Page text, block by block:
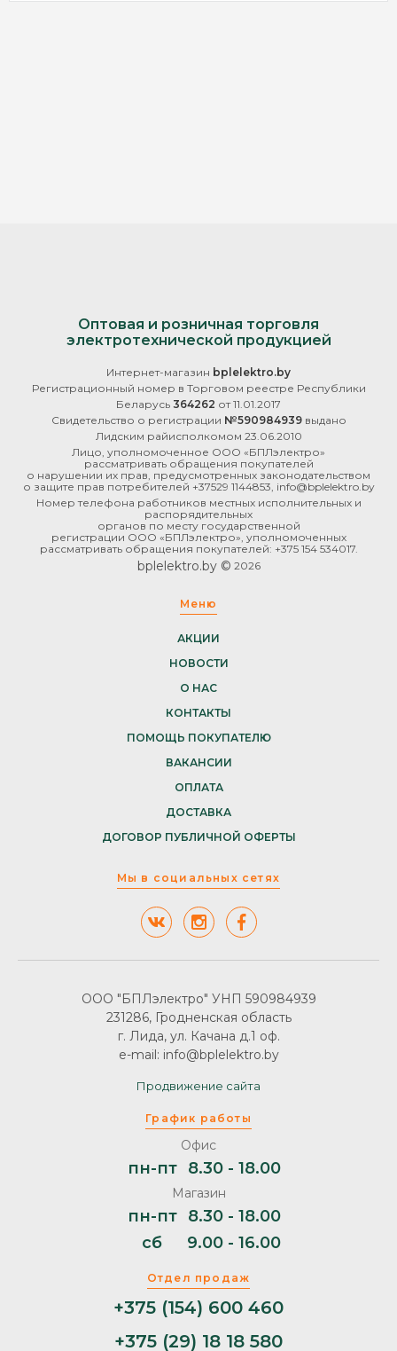
Оптовая и розничная торговля
электротехнической продукцией
Интернет-магазин bplelektro.by
Регистрационный номер в Торговом реестре Республики
Беларусь 364262 от 11.01.2017
Свидетельство о регистрации №590984939выдано
Лидским райисполкомом 23.06.2010
Лицо, уполномоченное ООО «БПЛэлектро»
рассматривать обращения покупателей
о нарушении их прав, предусмотренных законодательством
о защите прав потребителей +37529 1144853, info@bplelektro.by
Номер телефона работников местных исполнительных и
распорядительных
органов по месту государственной
регистрации ООО «БПЛэлектро», уполномоченных
рассматривать обращения покупателей: +375 154 534017.
bplelektro.by © 2026
Меню
АКЦИИ
НОВОСТИ
О НАС
КОНТАКТЫ
ПОМОЩЬ ПОКУПАТЕЛЮ
ВАКАНСИИ
ОПЛАТА
ДОСТАВКА
ДОГОВОР ПУБЛИЧНОЙ ОФЕРТЫ
Мы в социальных сетях
Отдел продаж
+375 (154) 600 460
+375 (29) 18 18 580
График работы
Офис
пн-пт 8.30 - 18.00
Магазин
пн-пт
8.30 - 18.00
сб
9.00 - 16.00
ООО "БПЛэлектро" УНП 590984939
231286, Гродненская область
г. Лида, ул. Качана д.1 оф.
e-mail: info@bplelektro.by
Продвижение сайта